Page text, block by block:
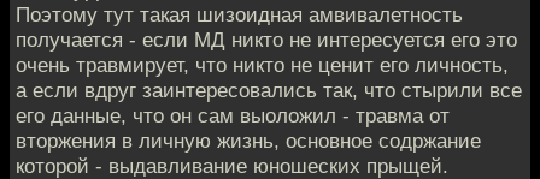
Поэтому тут такая шизоидная амвивалетность
получается - если МД никто не интересуется его это
очень травмирует, что никто не ценит его личность,
а если вдруг заинтересовались так, что стырили все
его данные, что он сам выоложил - травма от
вторжения в личную жизнь, основное содржание
которой - выдавливание юношеских прыщей.